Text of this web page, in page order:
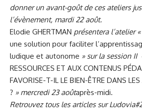
donner un avant-goût de ces ateliers
l’évènement, mardi 22 août.
Elodie GHERTMAN présentera l’atelier «
une solution pour faciliter
ludique et autonome » sur la session II
RESSOURCES ET AUX CONTENUS
FAVORISE-T-IL LE BIEN-ÊTRE DANS
? » mercredi 23 aoûtaprès-midi.
Retrouvez tous les articles sur